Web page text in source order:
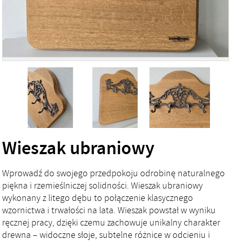
Wieszak ubraniowy
Wprowadź do swojego przedpokoju odrobinę naturalnego
piękna i rzemieślniczej solidności. Wieszak ubraniowy
wykonany z litego dębu to połączenie klasycznego
wzornictwa i trwałości na lata. Wieszak powstał w wyniku
ręcznej pracy, dzięki czemu zachowuje unikalny charakter
drewna – widoczne słoje, subtelne różnice w odcieniu i